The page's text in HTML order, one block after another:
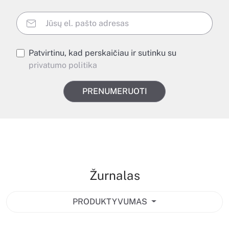
Patvirtinu, kad perskaičiau ir sutinku su
privatumo politika
PRENUMERUOTI
Žurnalas
PRODUKTYVUMAS